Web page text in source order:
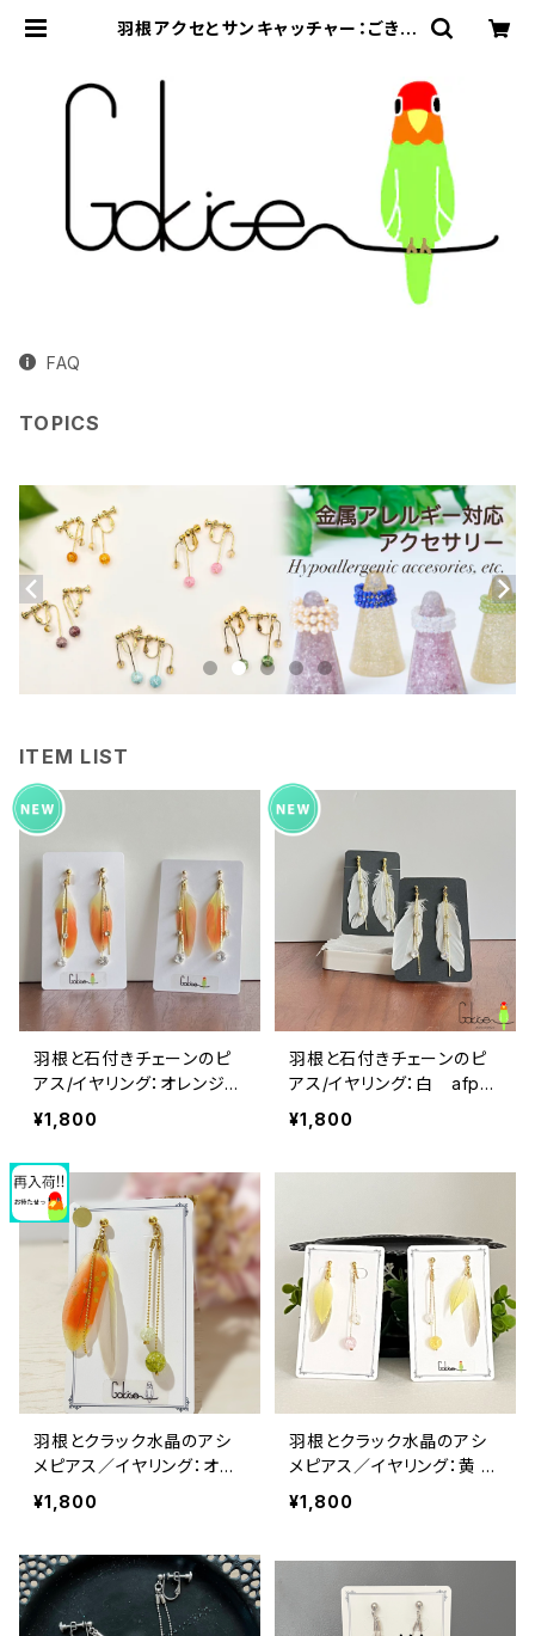
羽根アクセとサンキャッチャー：ごきげ
FAQ
TOPICS
ITEM LIST
羽根と石付きチェーンのピ
アス/イヤリング：オレンジ
afpy-010OR《アレルギー対
応》
¥1,800
羽根と石付きチェーンのピ
アス/イヤリング：白 afpy-
010ＷＨ《アレルギー対応》
¥1,800
羽根とクラック水晶のアシ
メピアス／イヤリング：オレ
ンジ afpy005OR【浄化・願
いが叶う?!】《アレルギー対
¥1,800
羽根とクラック水晶のアシ
メピアス／イヤリング：黄 af
p005YE【浄化・願いが叶
う?!】《アレルギー対応》
¥1,800